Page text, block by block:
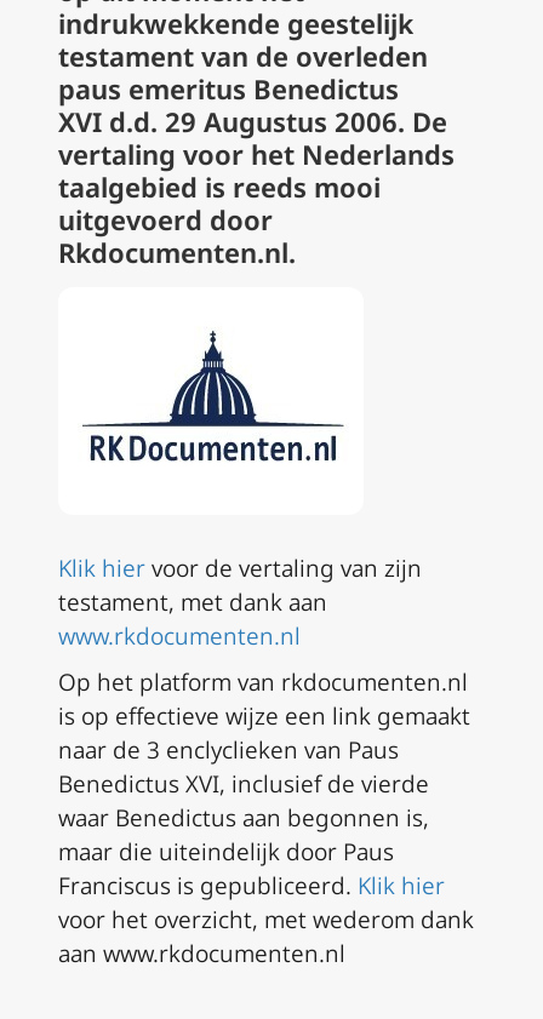
indrukwekkende geestelijk
testament van de overleden
paus emeritus Benedictus
XVI d.d. 29 Augustus 2006. De
vertaling voor het Nederlands
taalgebied is reeds mooi
uitgevoerd door
Rkdocumenten.nl.
Klik hiervoor de vertaling van zijn
testament, met dank aan
www.rkdocumenten.nl
Op het platform van rkdocumenten.nl
is op effectieve wijze een link gemaakt
naar de 3 enclyclieken van Paus
Benedictus XVI, inclusief de vierde
waar Benedictus aan begonnen is,
maar die uiteindelijk door Paus
Franciscus is gepubliceerd. Klik hier
voor het overzicht, met wederom dank
aan www.rkdocumenten.nl